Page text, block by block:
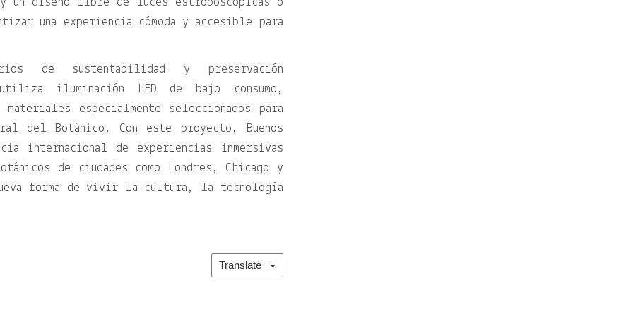
una experiencia cómoda y accesible para
de sustentabilidad y preservación
iluminación LED de bajo consumo,
especialmente seleccionados para
del Botánico. Con este proyecto, Buenos
internacional de experiencias inmersivas
de ciudades como Londres, Chicago y
forma de vivir la cultura, la tecnología
Translate